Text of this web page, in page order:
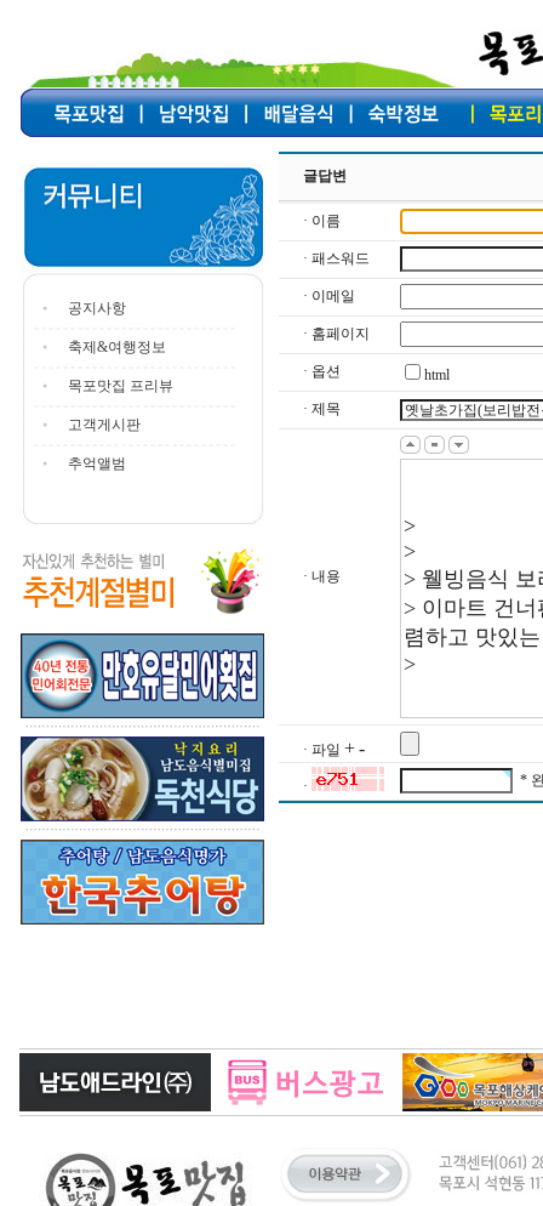
공지사항
축제&여행정보
목포맛집 프리뷰
고객게시판
추억앨범
글답변
· 이름
· 패스워드
· 이메일
· 홈페이지
· 옵션
html
· 제목
· 내용
· 파일 + -
· *